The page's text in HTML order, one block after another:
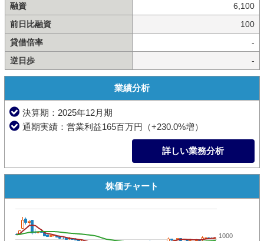
融資
6,100
前日比融資
100
貸借倍率
-
逆日歩
-
業績分析
決算期：2025年12月期
通期実績：営業利益165百万円（+230.0%増）
詳しい業務分析
株価チャート
1000